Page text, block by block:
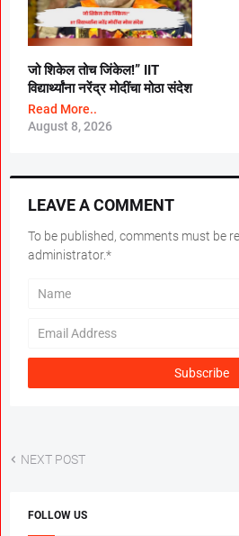
जो शिकेल तोच जिंकेल!” IIT
विद्यार्थ्यांना नरेंद्र मोदींचा मोठा संदेश
Read More..
August 8, 2026
LEAVE A COMMENT
To be published, comments must be
administrator.*
NEXT POST
FOLLOW US